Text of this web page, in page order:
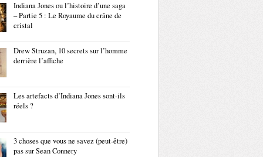
Indiana Jones ou l’histoire d’une saga
– Partie 5 : Le Royaume du crâne de
cristal
Drew Struzan, 10 secrets sur l’homme
derrière l’affiche
Les artefacts d’Indiana Jones sont-ils
réels ?
3 choses que vous ne savez (peut-être)
pas sur Sean Connery